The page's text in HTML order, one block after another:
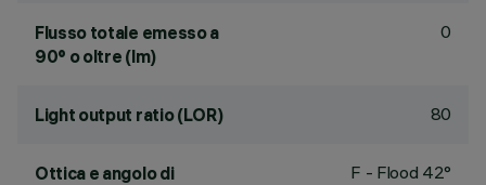
Flusso totale emesso a
90° o oltre (lm)
0
Light output ratio (LOR) 80
Ottica e angolo di
F - Flood 42°